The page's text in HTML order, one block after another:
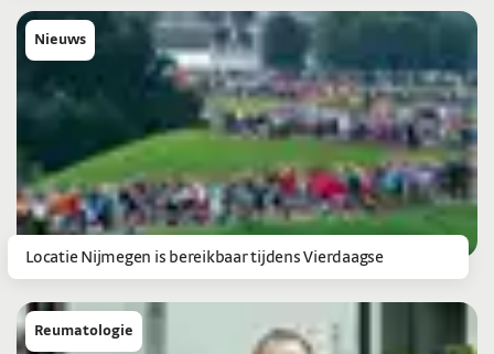
Locatie Nijmegen is bereikbaar tijdens Vierdaagse
Nieuws
Reumatologie